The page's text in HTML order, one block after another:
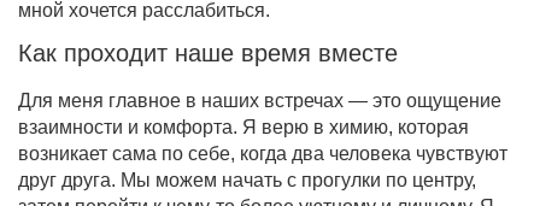
мной хочется расслабиться.
Как проходит наше время вместе
Для меня главное в наших встречах — это ощущение
взаимности и комфорта. Я верю в химию, которая
возникает сама по себе, когда два человека чувствуют
друг друга. Мы можем начать с прогулки по центру,